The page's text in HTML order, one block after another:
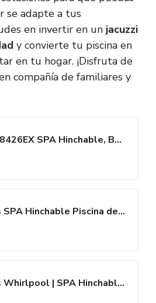
se adapte a tus
en invertir en un jacuzzi
y convierte tu piscina en
en tu hogar. ¡Disfruta de
compañía de familiares y
Intex 28426EX SPA Hinchable, Beige, 4 Personas
Arebos SPA Hinchable Piscina de hidromasaje | Hinchable | Cuadrada | para...
Arebos Whirlpool | SPA Hinchable | Interior y Exterior | 190x120 cm Ovalado...